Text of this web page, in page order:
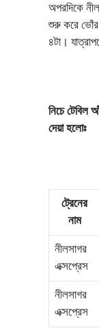
অপরদিকে
শুরু করে ভোঁর
৪টা।
নিচে টেবিল
দেয়া হলোঃ
ট্রেনের
নাম
নীলসাগর
এক্সপ্রেস
নীলসাগর
এক্সপ্রেস